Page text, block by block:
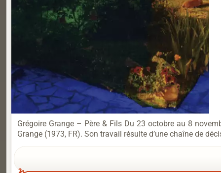
Grégoire Grange – Père & Fils Du 23 octobre au 8
Grange (1973, FR). Son travail résulte d’une chaîne de